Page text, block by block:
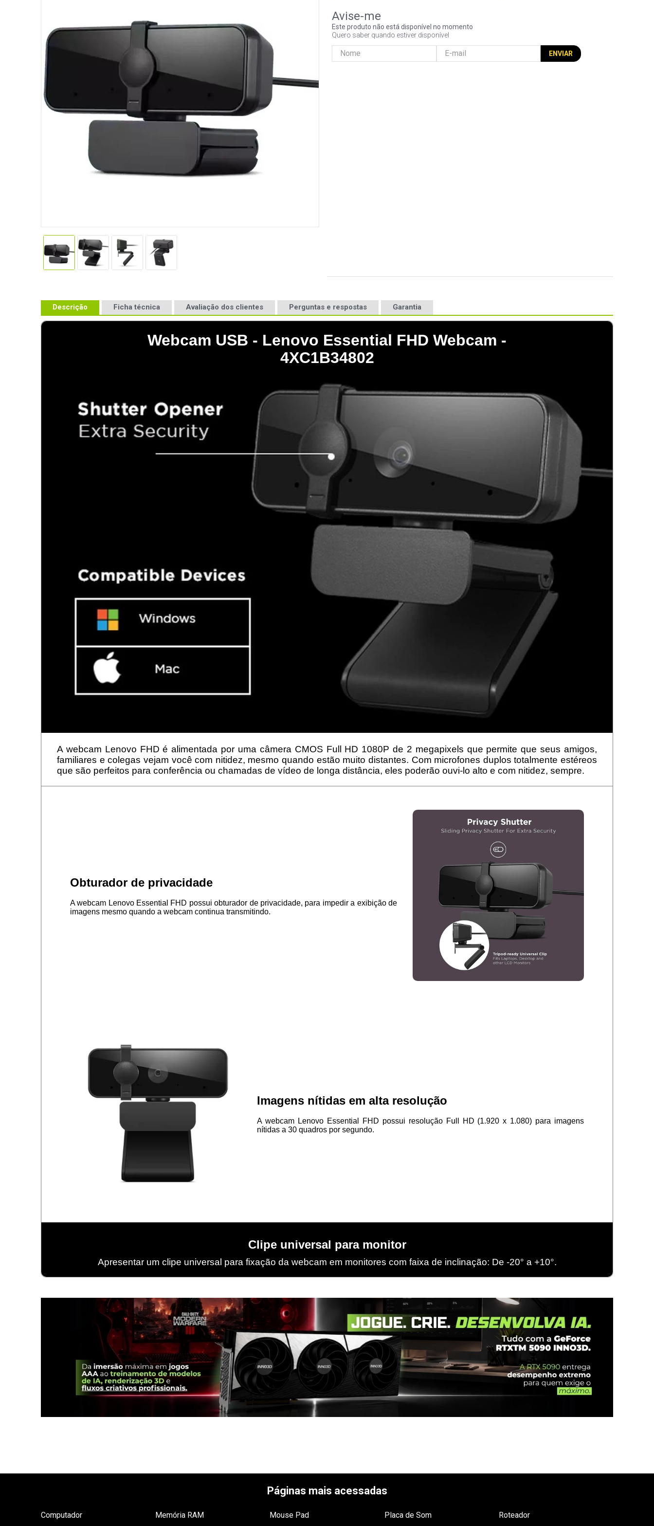
Este produto não está disponível no momento
Quero saber quando estiver disponível
ENVIAR
Descrição Ficha técnica Avaliação dos clientes Perguntas e respostas Garantia
Webcam USB - Lenovo Essential FHD Webcam -
4XC1B34802
A webcam Lenovo FHD é alimentada por uma câmera CMOS Full HD 1080P de 2 megapixels que permite que seus amigos,
familiares e colegas vejam você com nitidez, mesmo quando estão muito distantes. Com microfones duplos totalmente estéreos
que são perfeitos para conferência ou chamadas de vídeo de longa distância, eles poderão ouvi-lo alto e com nitidez, sempre.
Obturador de privacidade
A webcam Lenovo Essential FHD possui obturador de privacidade, para impedir a exibição de
imagens mesmo quando a webcam continua transmitindo.
Imagens nítidas em alta resolução
A webcam Lenovo Essential FHD possui resolução Full HD (1.920 x 1.080) para imagens
nítidas a 30 quadros por segundo.
Clipe universal para monitor
Apresentar um clipe universal para fixação da webcam em monitores com faixa de inclinação: De -20° a +10°.
Páginas mais acessadas
Computador
Memória RAM
Mouse Pad
Placa de Som
Roteador